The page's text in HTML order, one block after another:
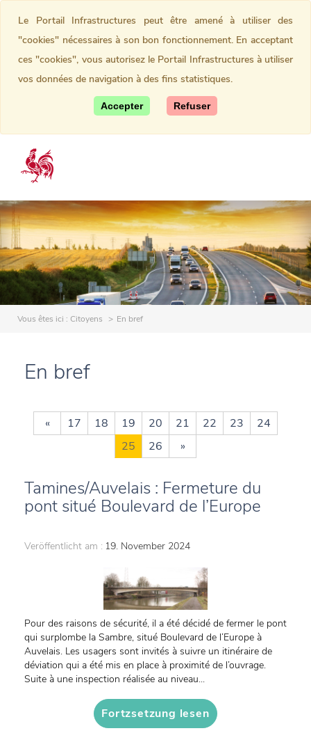
Vous êtes ici : Citoyens En bref
En bref
« 17 18 19 20 21 22 23
24
25
26 »
Tamines/Auvelais : Fermeture du
pont situé Boulevard de l’Europe
Veröffentlicht am : 19. November 2024
Pour des raisons de sécurité, il a été décidé de fermer le pont
qui surplombe la Sambre, situé Boulevard de l’Europe à
Auvelais. Les usagers sont invités à suivre un itinéraire de
déviation qui a été mis en place à proximité de l’ouvrage.
Suite à une inspection réalisée au niveau...
Fortzsetzung lesen
Le Portail Infrastructures peut être amené à utiliser des
"cookies" nécessaires à son bon fonctionnement. En acceptant
ces "cookies", vous autorisez le Portail Infrastructures à utiliser
vos données de navigation à des fins statistiques.
Accepter Refuser